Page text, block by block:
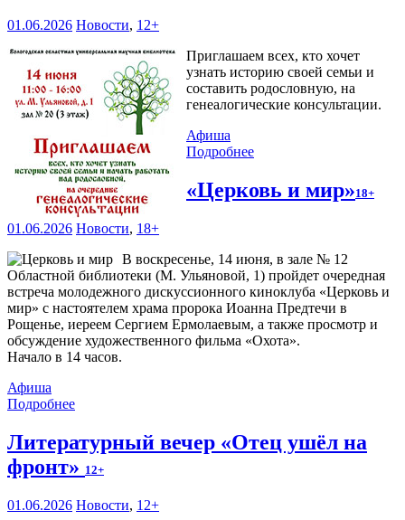
01.06.2026 Новости, 12+
Приглашаем всех, кто хочет
узнать историю своей семьи и
составить родословную, на
генеалогические консультации.
Афиша
Подробнее
«Церковь и мир»18+
01.06.2026 Новости, 18+
В воскресенье, 14 июня, в зале № 12
Областной библиотеки (М. Ульяновой, 1) пройдет очередная
встреча молодежного дискуссионного киноклуба «Церковь и
мир» с настоятелем храма пророка Иоанна Предтечи в
Рощенье, иереем Сергием Ермолаевым, а также просмотр и
обсуждение художественного фильма «Охота».
Начало в 14 часов.
Афиша
Подробнее
Литературный вечер «Отец ушёл на
фронт» 12+
01.06.2026 Новости, 12+